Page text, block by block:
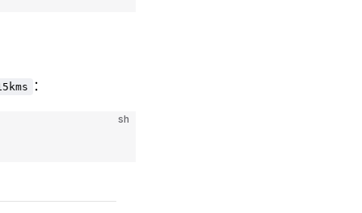
：
sh